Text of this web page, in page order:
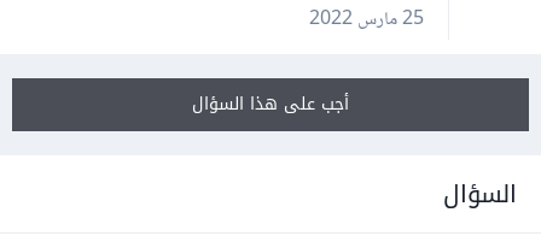
25 مارس 2022
أجب على هذا السؤال
السؤال